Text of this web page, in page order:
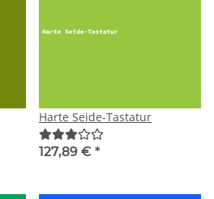
Harte Seide-Tastatur
127,89 € *